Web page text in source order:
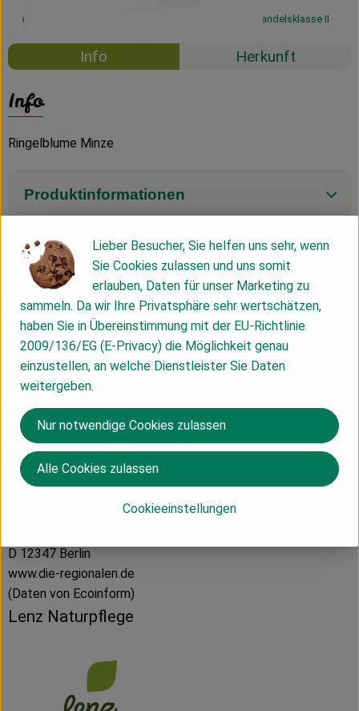
#56225 Handelsklasse II
Info Herkunft
Info
Ringelblume Minze
Produktinformationen
Produktdatenblatt
Herkunft
Hersteller: Lenz Naturpflege
Österreich
Die Regionalen GmbH
D 12347 Berlin
www.die-regionalen.de
(Daten von Ecoinform)
Lenz Naturpflege
Lieber Besucher, Sie helfen uns sehr, wenn
Sie Cookies zulassen und uns somit
erlauben, Daten für unser Marketing zu
sammeln. Da wir Ihre Privatsphäre sehr wertschätzen,
haben Sie in Übereinstimmung mit der EU-Richtlinie
2009/136/EG (E-Privacy) die Möglichkeit genau
einzustellen, an welche Dienstleister Sie Daten
weitergeben.
Cookieeinstellungen
Nur notwendige Cookies zulassen
Alle Cookies zulassen